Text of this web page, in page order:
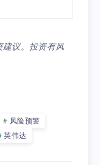
议。投资有风
风险预警
英伟达